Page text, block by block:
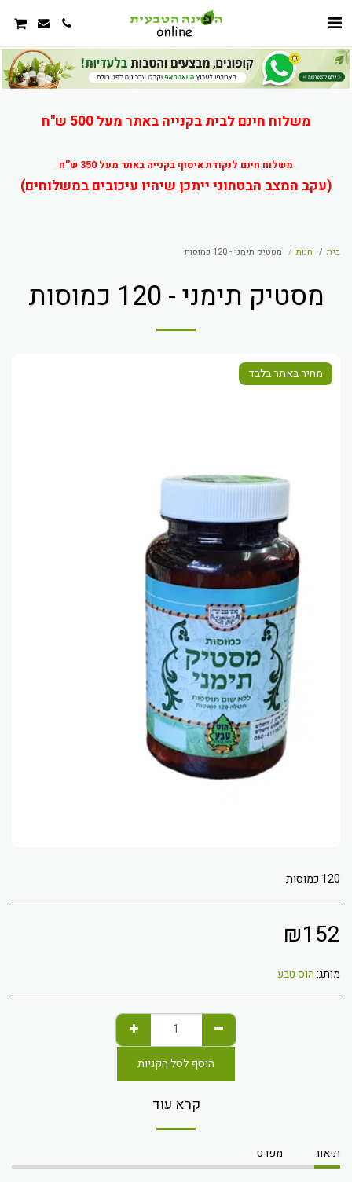
משלוח חינם לבית בקנייה באתר מעל 500 ש"ח
משלוח חינם לנקודת איסוף בקנייה באתר מעל 350 ש''ח
(עקב המצב הבטחוני ייתכן שיהיו עיכובים במשלוחים)
בית חנות מסטיק תימני - 120 כמוסות
מסטיק תימני - 120 כמוסות
מחיר באתר בלבד
120 כמוסות
₪152
מותג:הוס טבע
הוסף לסל הקניות
קרא עוד
תיאור מפרט